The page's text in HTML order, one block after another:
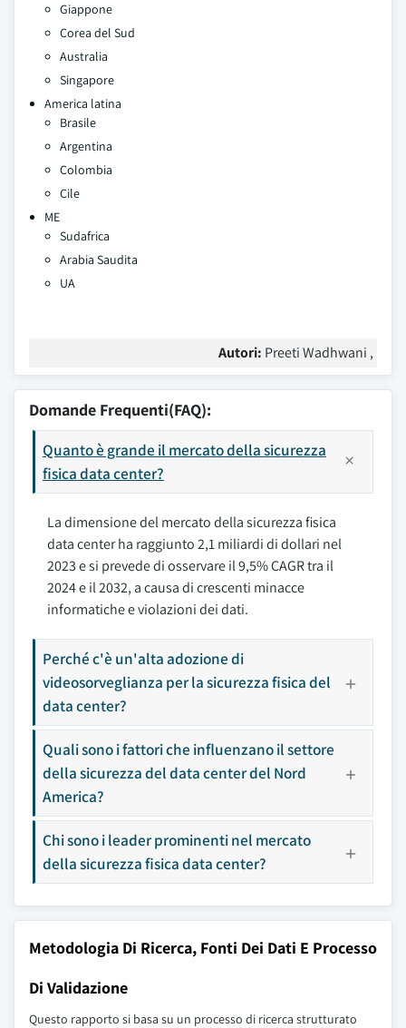
Giappone
Corea del Sud
Australia
Singapore
America latina
Brasile
Argentina
Colombia
Cile
ME
Sudafrica
Arabia Saudita
UA
Autori: Preeti Wadhwani ,
Domande Frequenti(FAQ):
Quanto è grande il mercato della sicurezza
fisica data center?
La dimensione del mercato della sicurezza fisica
data center ha raggiunto 2,1 miliardi di dollari nel
2023 e si prevede di osservare il 9,5% CAGR tra il
2024 e il 2032, a causa di crescenti minacce
informatiche e violazioni dei dati.
Perché c'è un'alta adozione di
videosorveglianza per la sicurezza fisica del
data center?
Quali sono i fattori che influenzano il settore
della sicurezza del data center del Nord
America?
Chi sono i leader prominenti nel mercato
della sicurezza fisica data center?
Metodologia Di Ricerca, Fonti Dei Dati E Processo
Di Validazione
Questo rapporto si basa su un processo di ricerca strutturato